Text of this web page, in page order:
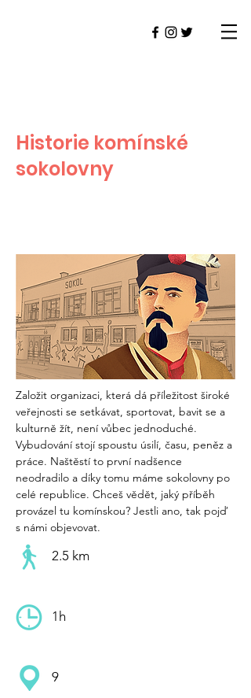
Historie komínské
sokolovny
Založit organizaci, která dá příležitost široké
veřejnosti se setkávat, sportovat, bavit se a
kulturně žít, není vůbec jednoduché.
Vybudování stojí spoustu úsilí, času, peněz a
práce. Naštěstí to první nadšence
neodradilo a díky tomu máme sokolovny po
celé republice. Chceš vědět, jaký příběh
provázel tu komínskou? Jestli ano, tak pojď
s námi objevovat.
2.5 km
1h
9